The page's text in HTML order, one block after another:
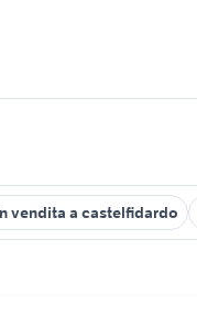
vendita a castelfidardo